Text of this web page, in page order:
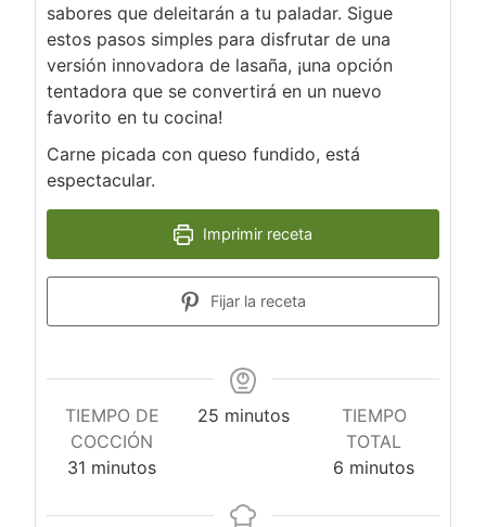
sabores que deleitarán a tu paladar. Sigue
estos pasos simples para disfrutar de una
versión innovadora de lasaña, ¡una opción
tentadora que se convertirá en un nuevo
favorito en tu cocina!
Carne picada con queso fundido, está
espectacular.
Imprimir receta
Fijar la receta
TIEMPO DE
COCCIÓN
31 minutos
minutos
25minutos
minutos
TIEMPO
TOTAL
6 minutos
minutos